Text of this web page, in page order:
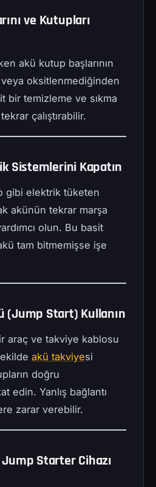
ve Kutupları
akü kutup başlarının
oksitlenmediğinden
bir temizleme ve sıkma
çalıştırabilir.
Sistemlerini Kapatın
gibi elektrik tüketen
akünün tekrar marşa
olun. Bu basit
tam bitmemişse işe
(Jump Start) Kullanın
araç ve takviye kablosu
akü takviyesi
doğru
edin. Yanlış bağlantı
zarar verebilir.
Starter Cihazı